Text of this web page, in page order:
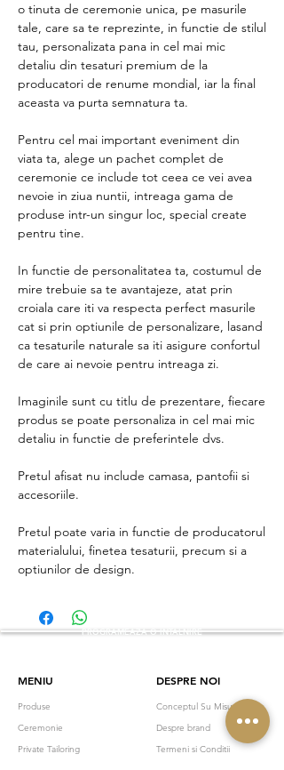
o tinuta de ceremonie unica, pe masurile
tale, care sa te reprezinte, in functie de stilul
tau, personalizata pana in cel mai mic
detaliu din tesaturi premium de la
producatori de renume mondial, iar la final
aceasta va purta semnatura ta.
Pentru cel mai important eveniment din
viata ta, alege un pachet complet de
ceremonie ce include tot ceea ce vei avea
nevoie in ziua nuntii, intreaga gama de
produse intr-un singur loc, special create
pentru tine.
In functie de personalitatea ta, costumul de
mire trebuie sa te avantajeze, atat prin
croiala care iti va respecta perfect masurile
cat si prin optiunile de personalizare, lasand
ca tesaturile naturale sa iti asigure confortul
de care ai nevoie pentru intreaga zi.
Imaginile sunt cu titlu de prezentare, fiecare
produs se poate personaliza in cel mai mic
detaliu in functie de preferintele dvs.
Pretul afisat nu include camasa, pantofii si
accesoriile.
Pretul poate varia in functie de producatorul
materialului, finetea tesaturii, precum si a
optiunilor de design.
PROGRAMEAZA O INTALNIRE
MENIU
Produse
Ceremonie
Private Tailoring
DESPRE NOI
Conceptul Su Misura
Despre brand
Termeni si Conditii